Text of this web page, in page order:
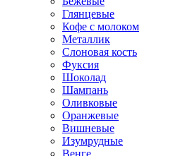
Глянцевые
Кофе с молоком
Металлик
Слоновая кость
Фуксия
Шоколад
Шампань
Оливковые
Оранжевые
Вишневые
Изумрудные
Венге